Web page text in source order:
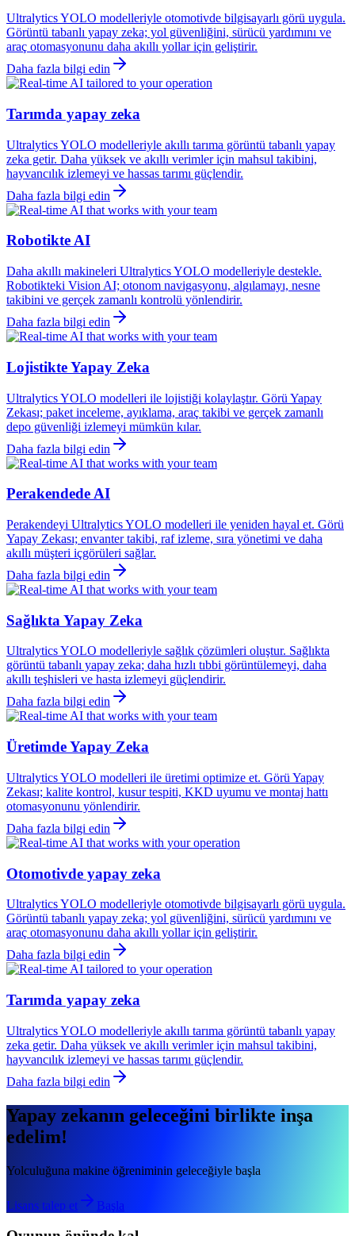
Ultralytics YOLO modelleriyle otomotivde bilgisayarlı görü uygula.
Görüntü tabanlı yapay zeka; yol güvenliğini, sürücü yardımını ve
araç otomasyonunu daha akıllı yollar için geliştirir.
Daha fazla bilgi edin
Tarımda yapay zeka
Ultralytics YOLO modelleriyle akıllı tarıma görüntü tabanlı yapay
zeka getir. Daha yüksek ve akıllı verimler için mahsul takibini,
hayvancılık izlemeyi ve hassas tarımı güçlendir.
Daha fazla bilgi edin
Robotikte AI
Daha akıllı makineleri Ultralytics YOLO modelleriyle destekle.
Robotikteki Vision AI; otonom navigasyonu, algılamayı, nesne
takibini ve gerçek zamanlı kontrolü yönlendirir.
Daha fazla bilgi edin
Lojistikte Yapay Zeka
Ultralytics YOLO modelleri ile lojistiği kolaylaştır. Görü Yapay
Zekası; paket inceleme, ayıklama, araç takibi ve gerçek zamanlı
depo güvenliği izlemeyi mümkün kılar.
Daha fazla bilgi edin
Perakendede AI
Perakendeyi Ultralytics YOLO modelleri ile yeniden hayal et. Görü
Yapay Zekası; envanter takibi, raf izleme, sıra yönetimi ve daha
akıllı müşteri içgörüleri sağlar.
Daha fazla bilgi edin
Sağlıkta Yapay Zeka
Ultralytics YOLO modelleriyle sağlık çözümleri oluştur. Sağlıkta
görüntü tabanlı yapay zeka; daha hızlı tıbbi görüntülemeyi, daha
akıllı teşhisleri ve hasta izlemeyi güçlendirir.
Daha fazla bilgi edin
Üretimde Yapay Zeka
Ultralytics YOLO modelleri ile üretimi optimize et. Görü Yapay
Zekası; kalite kontrol, kusur tespiti, KKD uyumu ve montaj hattı
otomasyonunu yönlendirir.
Daha fazla bilgi edin
Otomotivde yapay zeka
Ultralytics YOLO modelleriyle otomotivde bilgisayarlı görü uygula.
Görüntü tabanlı yapay zeka; yol güvenliğini, sürücü yardımını ve
araç otomasyonunu daha akıllı yollar için geliştirir.
Daha fazla bilgi edin
Tarımda yapay zeka
Ultralytics YOLO modelleriyle akıllı tarıma görüntü tabanlı yapay
zeka getir. Daha yüksek ve akıllı verimler için mahsul takibini,
hayvancılık izlemeyi ve hassas tarımı güçlendir.
Daha fazla bilgi edin
Yapay zekanın geleceğini birlikte inşa
edelim!
Yolculuğuna makine öğreniminin geleceğiyle başla
Lisans talep et Başla